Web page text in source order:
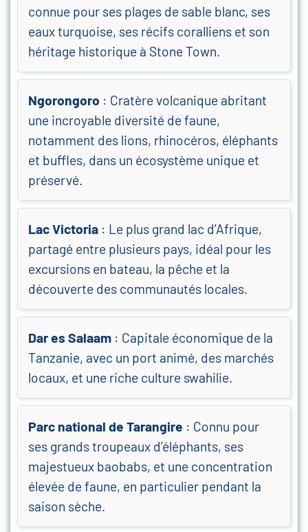
connue pour ses plages de sable blanc, ses
eaux turquoise, ses récifs coralliens et son
héritage historique à Stone Town.
Ngorongoro : Cratère volcanique abritant
une incroyable diversité de faune,
notamment des lions, rhinocéros, éléphants
et buffles, dans un écosystème unique et
préservé.
Lac Victoria : Le plus grand lac d’Afrique,
partagé entre plusieurs pays, idéal pour les
excursions en bateau, la pêche et la
découverte des communautés locales.
Dar es Salaam : Capitale économique de la
Tanzanie, avec un port animé, des marchés
locaux, et une riche culture swahilie.
Parc national de Tarangire : Connu pour
ses grands troupeaux d’éléphants, ses
majestueux baobabs, et une concentration
élevée de faune, en particulier pendant la
saison sèche.